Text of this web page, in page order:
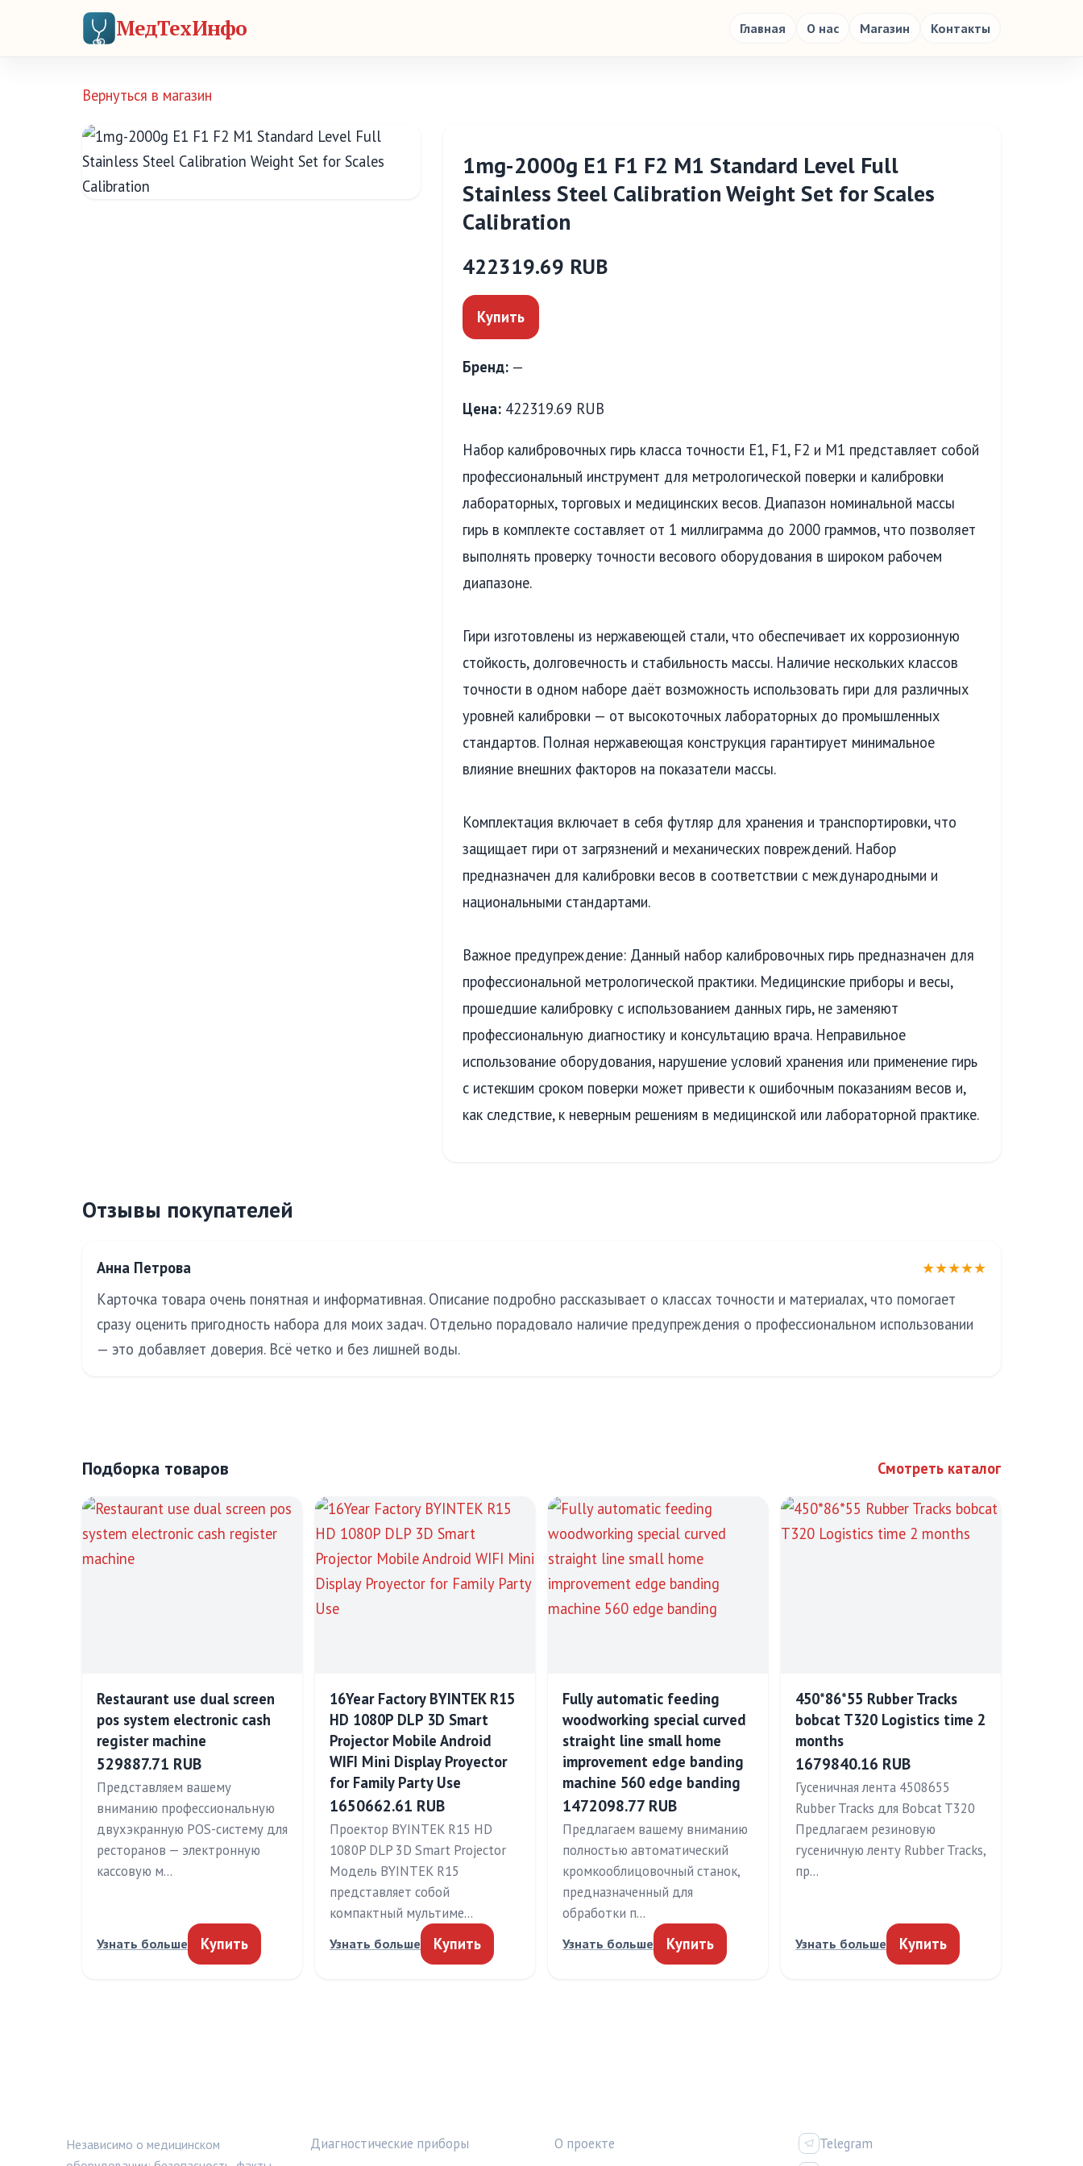
МедТехИнфо Главная О нас Магазин Контакты
Вернуться в магазин
1mg-2000g E1 F1 F2 M1 Standard Level Full
Stainless Steel Calibration Weight Set for Scales
Calibration
422319.69 RUB
Купить
Бренд: —
Цена: 422319.69 RUB
Набор калибровочных гирь класса точности E1, F1, F2 и M1 представляет собой
профессиональный инструмент для метрологической поверки и калибровки
лабораторных, торговых и медицинских весов. Диапазон номинальной массы
гирь в комплекте составляет от 1 миллиграмма до 2000 граммов, что позволяет
выполнять проверку точности весового оборудования в широком рабочем
диапазоне.
Гири изготовлены из нержавеющей стали, что обеспечивает их коррозионную
стойкость, долговечность и стабильность массы. Наличие нескольких классов
точности в одном наборе даёт возможность использовать гири для различных
уровней калибровки — от высокоточных лабораторных до промышленных
стандартов. Полная нержавеющая конструкция гарантирует минимальное
влияние внешних факторов на показатели массы.
Комплектация включает в себя футляр для хранения и транспортировки, что
защищает гири от загрязнений и механических повреждений. Набор
предназначен для калибровки весов в соответствии с международными и
национальными стандартами.
Важное предупреждение: Данный набор калибровочных гирь предназначен для
профессиональной метрологической практики. Медицинские приборы и весы,
прошедшие калибровку с использованием данных гирь, не заменяют
профессиональную диагностику и консультацию врача. Неправильное
использование оборудования, нарушение условий хранения или применение гирь
с истекшим сроком поверки может привести к ошибочным показаниям весов и,
как следствие, к неверным решениям в медицинской или лабораторной практике.
Отзывы покупателей
Анна Петрова
★★★★★
Карточка товара очень понятная и информативная. Описание подробно рассказывает о классах точности и материалах, что помогает
сразу оценить пригодность набора для моих задач. Отдельно порадовало наличие предупреждения о профессиональном использовании
— это добавляет доверия. Всё четко и без лишней воды.
Подборка товаров Смотреть каталог
Restaurant use dual screen
pos system electronic cash
register machine
529887.71 RUB
Представляем вашему
вниманию профессиональную
двухэкранную POS-систему для
ресторанов — электронную
кассовую м…
Узнать больше Купить
16Year Factory BYINTEK R15
HD 1080P DLP 3D Smart
Projector Mobile Android
WIFI Mini Display Proyector
for Family Party Use
1650662.61 RUB
Проектор BYINTEK R15 HD
1080P DLP 3D Smart Projector
Модель BYINTEK R15
представляет собой
компактный мультиме…
Узнать больше Купить
Fully automatic feeding
woodworking special curved
straight line small home
improvement edge banding
machine 560 edge banding
1472098.77 RUB
Предлагаем вашему вниманию
полностью автоматический
кромкооблицовочный станок,
предназначенный для
обработки п…
Узнать больше Купить
450*86*55 Rubber Tracks
bobcat T320 Logistics time 2
months
1679840.16 RUB
Гусеничная лента 4508655
Rubber Tracks для Bobcat T320
Предлагаем резиновую
гусеничную ленту Rubber Tracks,
пр…
Узнать больше Купить
Независимо о медицинском
Диагностические приборы
О проекте
Telegram